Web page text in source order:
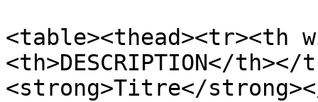
<table><thead><tr><th
<th>DESCRIPTION</
<strong>Titre</